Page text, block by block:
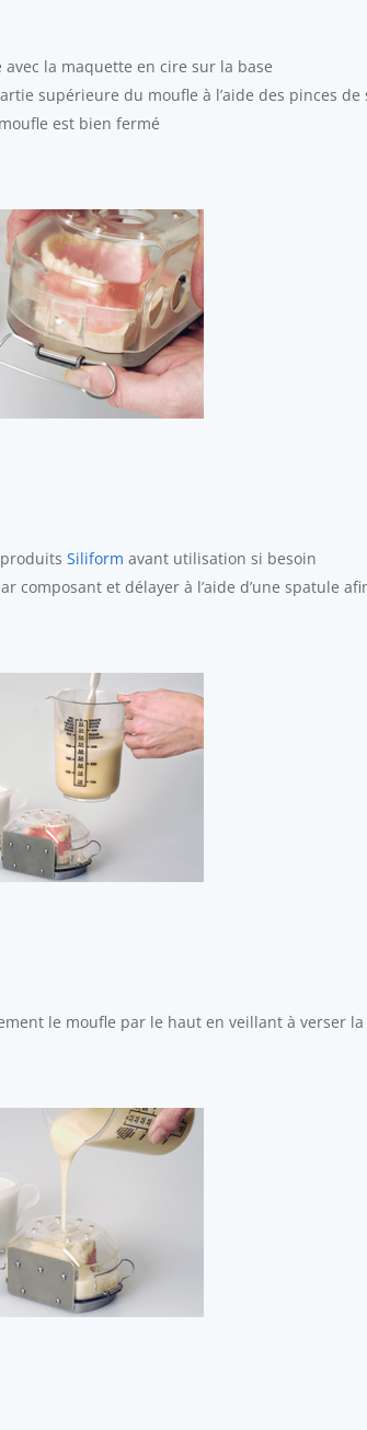
avec la maquette en cire sur la base
supérieure du moufle à l’aide des pinces de
est bien fermé
produitsSiliform avant utilisation si besoin
composant et délayer à l’aide d’une spatule
le moufle par le haut en veillant à verser